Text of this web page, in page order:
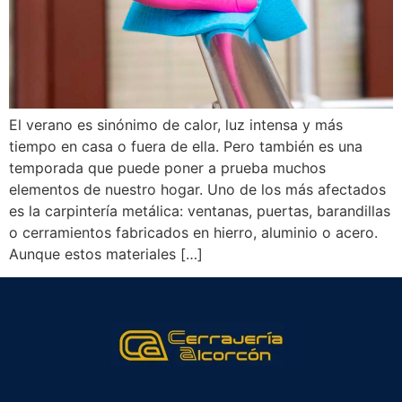
El verano es sinónimo de calor, luz intensa y más
tiempo en casa o fuera de ella. Pero también es una
temporada que puede poner a prueba muchos
elementos de nuestro hogar. Uno de los más afectados
es la carpintería metálica: ventanas, puertas, barandillas
o cerramientos fabricados en hierro, aluminio o acero.
Aunque estos materiales […]